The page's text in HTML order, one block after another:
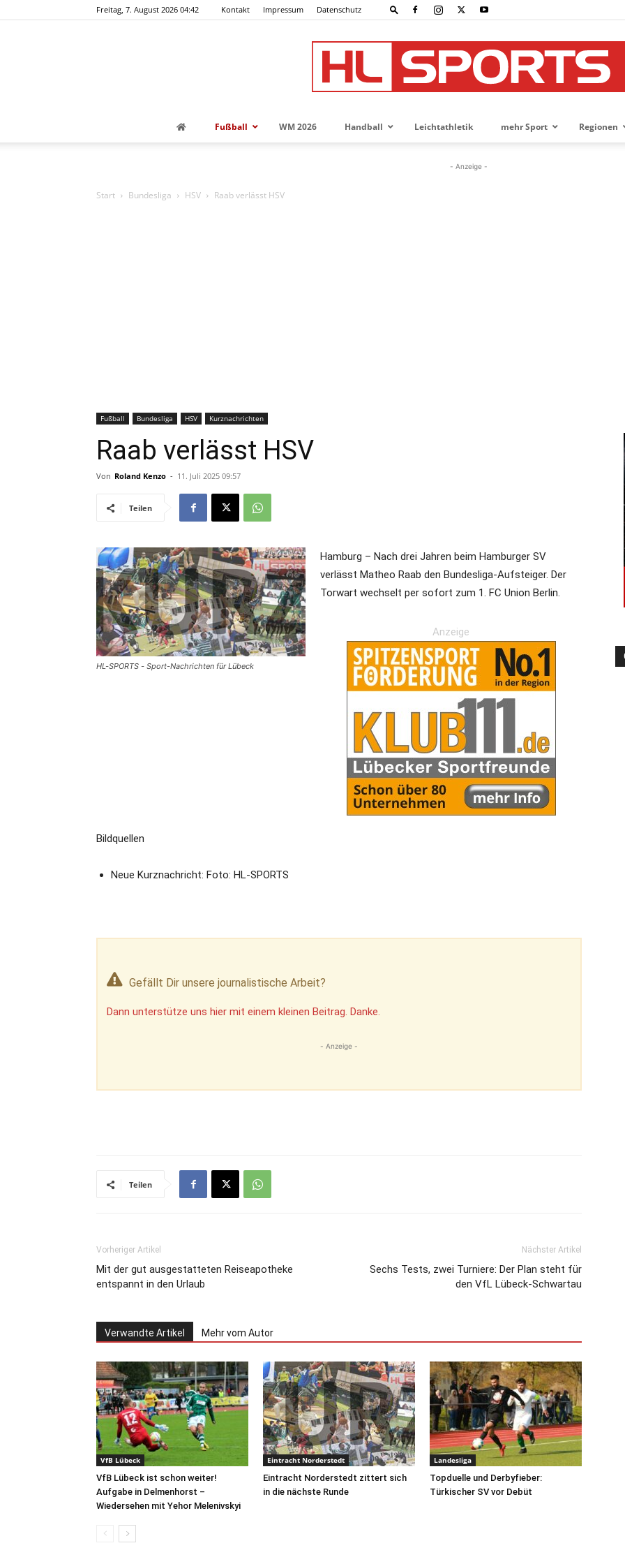
Freitag, 7. August 2026 04:42 Kontakt Impressum Datenschutz
für
die
Region
Fußball WM 2026 Handball Leichtathletik mehr Sport Regionen
- Anzeige -
Start Bundesliga HSV Raab verlässt HSV
Fußball Bundesliga HSV Kurznachrichten
Raab verlässt HSV
Von Roland Kenzo - 11. Juli 2025 09:57
Teilen
HL-SPORTS - Sport-Nachrichten für Lübeck
Hamburg – Nach drei Jahren beim Hamburger SV
verlässt Matheo Raab den Bundesliga-Aufsteiger. Der
Torwart wechselt per sofort zum 1. FC Union Berlin.
Anzeige
Bildquellen
Neue Kurznachricht: Foto: HL-SPORTS
Gefällt Dir unsere journalistische Arbeit?
Dann unterstütze uns hier mit einem kleinen Beitrag. Danke.
- Anzeige -
Teilen
Vorheriger Artikel
Mit der gut ausgestatteten Reiseapotheke
entspannt in den Urlaub
Nächster Artikel
Sechs Tests, zwei Turniere: Der Plan steht für
den VfL Lübeck-Schwartau
Verwandte Artikel Mehr vom Autor
VfB Lübeck
VfB Lübeck ist schon weiter!
Aufgabe in Delmenhorst –
Wiedersehen mit Yehor Melenivskyi
Eintracht Norderstedt
Eintracht Norderstedt zittert sich
in die nächste Runde
Landesliga
Topduelle und Derbyfieber:
Türkischer SV vor Debüt